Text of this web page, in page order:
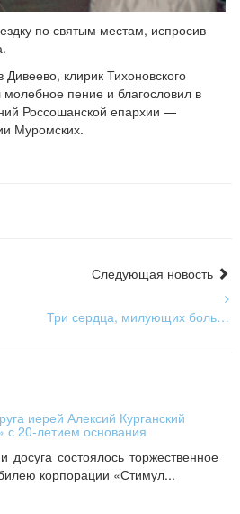
по святым местам, испросив
клирик Тихоновского
пение и благословил в
Россошанской епархии —
Муромских.
Следующая новость
Три сердца, милующих боль…
иерей Алексий Курганский
с 20-летием основания
состоялось торжественное
корпорации «Стимул...